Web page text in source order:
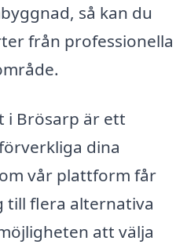
så kan du
från professionella
i Brösarp är ett
dina
vår plattform får
till flera alternativa
att välja